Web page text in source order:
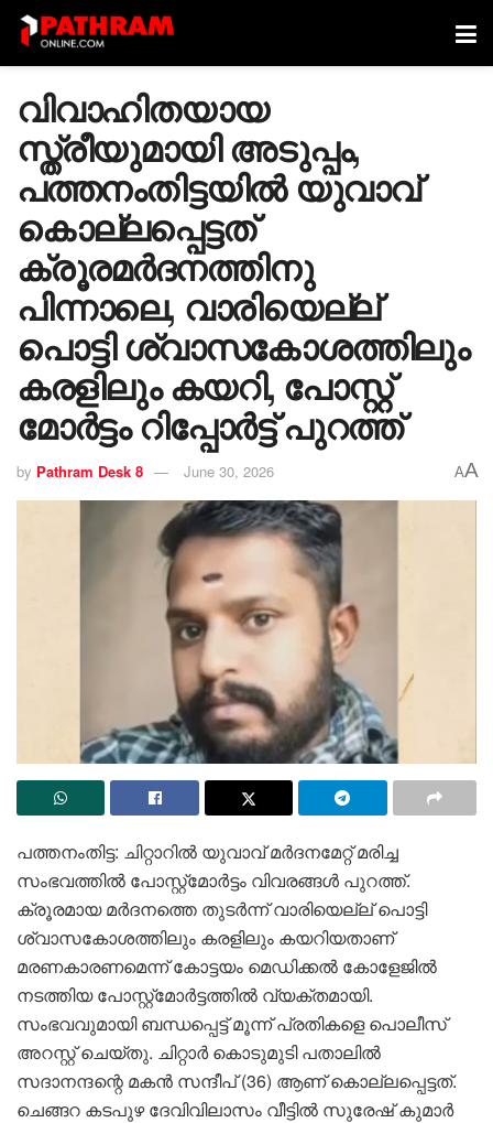
വിവാഹിതയായ
സ്ത്രീയുമായി അടുപ്പം,
പത്തനംതിട്ടയില്‍ യുവാവ്
കൊല്ലപ്പെട്ടത്
ക്രൂരമര്‍ദനത്തിനു
പിന്നാലെ, വാരിയെല്ല്
പൊട്ടി ശ്വാസകോശത്തിലും
കരളിലും കയറി, പോസ്റ്റ്
മോര്‍ട്ടം റിപ്പോര്‍ട്ട് പുറത്ത്
by Pathram Desk 8 June 30, 2026 AA
പത്തനംതിട്ട: ചിറ്റാറിൽ യുവാവ് മർദനമേറ്റ് മരിച്ച
സംഭവത്തിൽ പോസ്റ്റ്മോർട്ടം വിവരങ്ങൾ പുറത്ത്.
ക്രൂരമായ മർദനത്തെ തുടർന്ന് വാരിയെല്ല് പൊട്ടി
ശ്വാസകോശത്തിലും കരളിലും കയറിയതാണ്
മരണകാരണമെന്ന് കോട്ടയം മെഡിക്കൽ കോളേജിൽ
നടത്തിയ പോസ്റ്റ്മോർട്ടത്തിൽ വ്യക്തമായി.
സംഭവവുമായി ബന്ധപ്പെട്ട് മൂന്ന് പ്രതികളെ പൊലീസ്
അറസ്റ്റ് ചെയ്തു. ചിറ്റാർ കൊടുമുടി പതാലിൽ
സദാനന്ദന്റെ മകൻ സന്ദീപ് (36) ആണ് കൊല്ലപ്പെട്ടത്.
ചെങ്ങറ കടപുഴ ദേവിവിലാസം വീട്ടിൽ സുരേഷ് കുമാർ